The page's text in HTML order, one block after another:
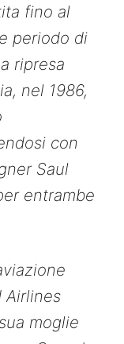
fino al
periodo di
ripresa
nel 1986,
con
Saul
entrambe
Airlines
moglie